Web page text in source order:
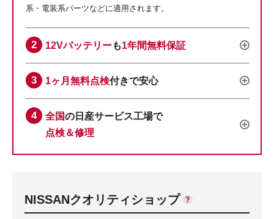
系・電装系パーツなどに適用されます。
12Vバッテリーも1年間無料保証
1ヶ月無料点検付きで安心
全国の日産サービス工場で
点検＆修理
NISSANクオリティショップ